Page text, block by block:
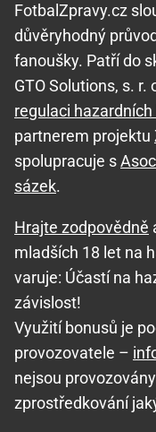
FotbalZpravy.cz
důvěryhodný
fanoušky. Patří do
GTO Solutions, s. r.
regulaci hazardních
partnerem projektu
spolupracuje s
sázek.
Hrajte zodpovědně
mladších 18 let na
varuje: Účastí na
závislost!
Využití bonusů je
provozovatele –
nejsou
zprostředkování